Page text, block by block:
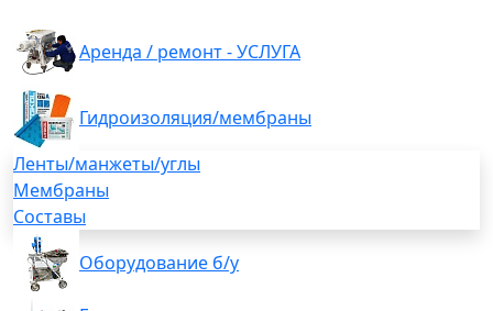
Аренда / ремонт - УСЛУГА
Гидроизоляция/мембраны
Ленты/манжеты/углы
Мембраны
Составы
Оборудование б/у